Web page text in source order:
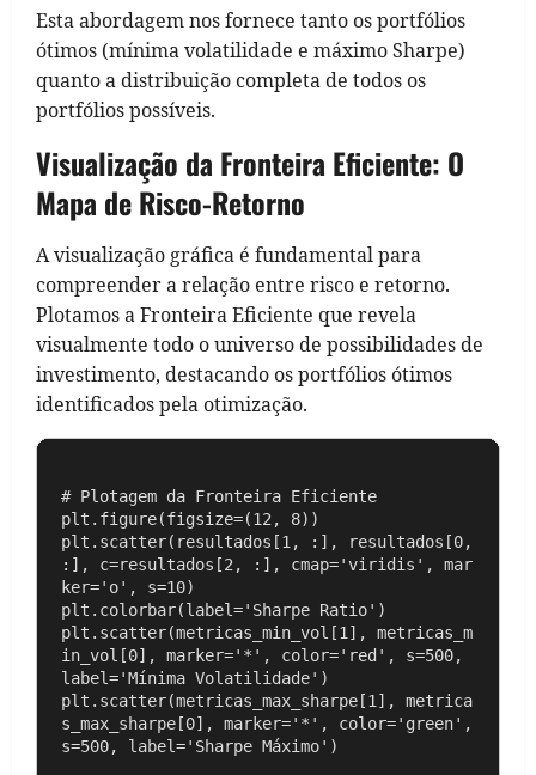
Esta abordagem nos fornece tanto os portfólios
ótimos (mínima volatilidade e máximo Sharpe)
quanto a distribuição completa de todos os
portfólios possíveis.
Visualização da Fronteira Eficiente: O
Mapa de Risco-Retorno
A visualização gráfica é fundamental para
compreender a relação entre risco e retorno.
Plotamos a Fronteira Eficiente que revela
visualmente todo o universo de possibilidades de
investimento, destacando os portfólios ótimos
identificados pela otimização.
# Plotagem da Fronteira Eficiente
plt.figure(figsize=(12, 8))
plt.scatter(resultados[1, :], resultados[0,
:], c=resultados[2, :], cmap='viridis', mar
ker='o', s=10)
plt.colorbar(label='Sharpe Ratio')
plt.scatter(metricas_min_vol[1], metricas_m
in_vol[0], marker='*', color='red', s=500,
label='Mínima Volatilidade')
plt.scatter(metricas_max_sharpe[1], metrica
s_max_sharpe[0], marker='*', color='green',
s=500, label='Sharpe Máximo')